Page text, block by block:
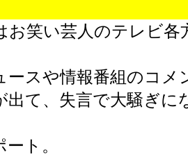
お笑い芸人のテレビ各
ースや情報番組のコメ
出て、失言で大騒ぎに
ト。